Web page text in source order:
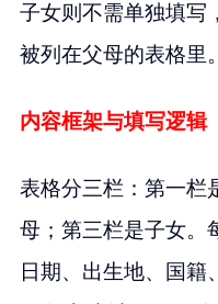
子女则不需单独填写
被列在父母的表格里。
内容框架与填写逻辑
表格分三栏：第一栏
母；第三栏是子女。
日期、出生地、国籍